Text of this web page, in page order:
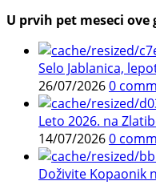
U prvih pet meseci
Selo Jablanica,
26/07/20260
Leto 2026. na
14/07/20260
Doživite Kopaonik